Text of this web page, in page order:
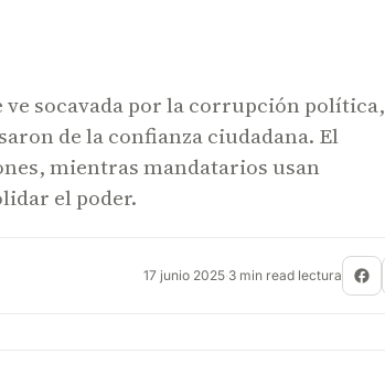
ve socavada por la corrupción política,
de la confianza ciudadana. El
mientras mandatarios usan
el poder.
17 junio 2025·3 min read lectura